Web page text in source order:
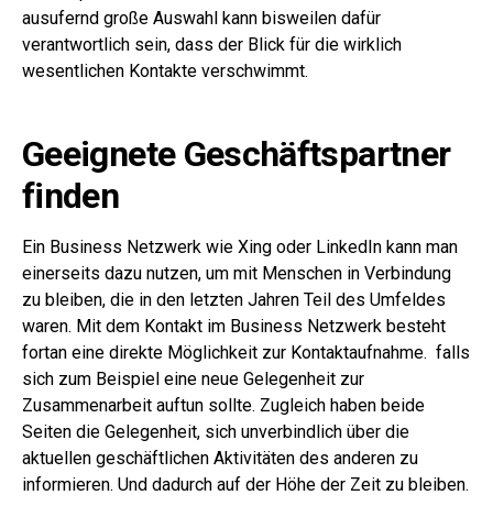
ausufernd große Auswahl kann bisweilen dafür
verantwortlich sein, dass der Blick für die wirklich
wesentlichen Kontakte verschwimmt.
Geeignete Geschäftspartner
finden
Ein Business Netzwerk wie Xing oder LinkedIn kann man
einerseits dazu nutzen, um mit Menschen in Verbindung
zu bleiben, die in den letzten Jahren Teil des Umfeldes
waren. Mit dem Kontakt im Business Netzwerk besteht
fortan eine direkte Möglichkeit zur Kontaktaufnahme. falls
sich zum Beispiel eine neue Gelegenheit zur
Zusammenarbeit auftun sollte. Zugleich haben beide
Seiten die Gelegenheit, sich unverbindlich über die
aktuellen geschäftlichen Aktivitäten des anderen zu
informieren. Und dadurch auf der Höhe der Zeit zu bleiben.